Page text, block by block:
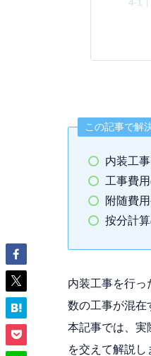
この記事で解
内装工
工事費
附随費
按分計
内装工事を行っ
数の工事が混在
本記事では、実
を交えて解説し